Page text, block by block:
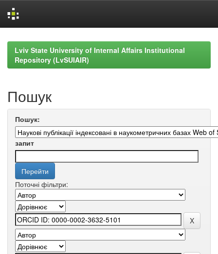
navigationLviv State University of Internal Affairs Institutional
Repository (LvSUIAIR)
Пошук
Пошук:
запит
Поточні фільтри: